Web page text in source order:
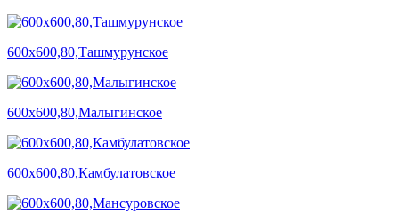
600х600,80,Ташмурунское
600х600,80,Малыгинское
600х600,80,Камбулатовское